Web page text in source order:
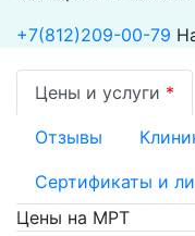
+7(812)209-00-79
Цены и услуги *
Отзывы
Сертификаты и
Цены на МРТ